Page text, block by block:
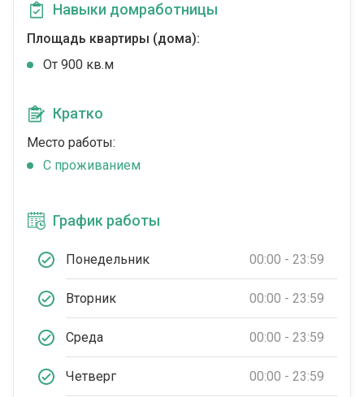
Навыки домработницы
Площадь квартиры (дома):
От 900 кв.м
Кратко
Место работы:
C проживанием
График работы
Понедельник 00:00 - 23:59
Вторник 00:00 - 23:59
Среда 00:00 - 23:59
Четверг 00:00 - 23:59